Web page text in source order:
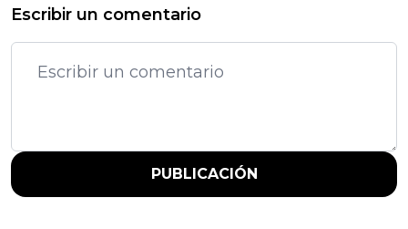
Escribir un comentario
PUBLICACIÓN